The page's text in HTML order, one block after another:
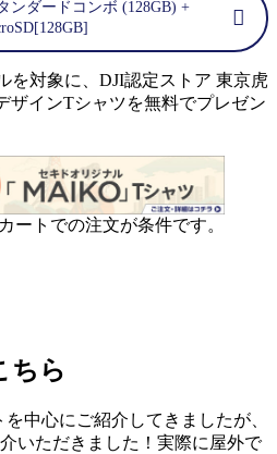
ンダードコンボ (128GB) +
を対象に、DJI認定ストア 東京虎
ザインTシャツを無料でプレゼン
ートでの注文が条件です。
ちら
中心にご紹介してきましたが、
いただきました！実際に屋外で